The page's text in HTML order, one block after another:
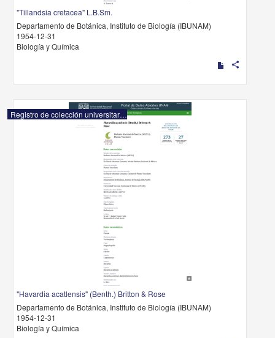
"Tillandsia cretacea" L.B.Sm.
Departamento de Botánica, Instituto de Biología (IBUNAM)
1954-12-31
Biología y Química
share
Registro de colección universitaria
"Havardia acatlensis" (Benth.) Britton & Rose
Departamento de Botánica, Instituto de Biología (IBUNAM)
1954-12-31
Biología y Química